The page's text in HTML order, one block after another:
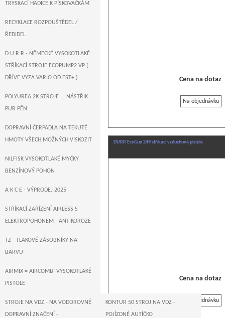
Cena na dotaz
Na objednávku
DURR EcoGun 249 stříkací vzduchová pistole
Cena na dotaz
Na objednávku
TRYSKACÍ HADICE K PÍSKOVAČKÁM
RECYKLACE ROZPOUŠTĚDEL /
ŘEDIDEL
D U R R - NĚMECKÉ VYSOKOTLAKÉ
STŘÍKACÍ STROJE ECOPUMP2 VP (
DŘÍVE VYZA VARIO OD EST+ )
POLYUREA 2K STROJE ... NÁSTŘIK
PUR PĚN
DOPRAVNÍ ČERPADLA NA TEKUTÉ
HMOTY VŠECH MOŽNÝCH VISKOZIT
NILFISK VYSOKOTLAKÉ MYČKY
BENZÍNOVÝ POHON
A K C E - VÝPRODEJ 2025
STŘÍKACÍ ZAŘÍZENÍ AIRLESS S
ELEKTROPOHONEM - ANTIKOROZE
TZ - TLAKOVÉ ZÁSOBNÍKY NA
BARVU
AIRMIX = AIRCOMBI VYSOKOTLAKÉ
PISTOLE
STROJE NA VDZ - NA VODOROVNÉ
DOPRAVNÍ ZNAČENÍ -
KONTUR 50 STROJ NA VDZ -
POJÍZDNÉ AUTÍČKO